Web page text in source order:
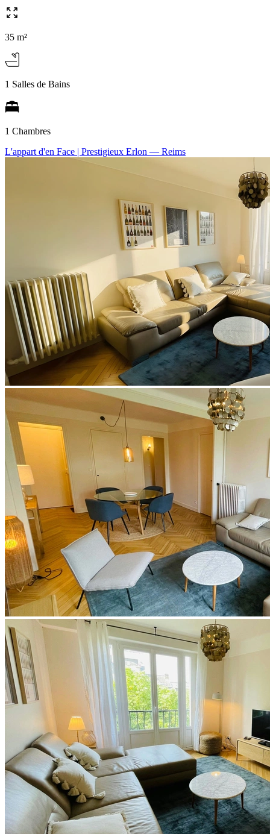
35 m²
1 Salles de Bains
1 Chambres
L'appart d'en Face | Prestigieux Erlon — Reims